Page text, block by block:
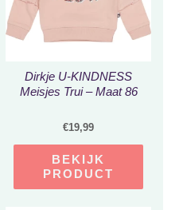
Dirkje U-KINDNESS
Meisjes Trui – Maat 86
€19,99
BEKIJK
PRODUCT